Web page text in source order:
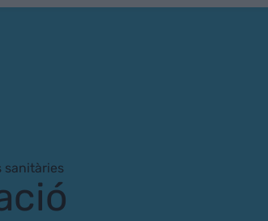
sanitàries